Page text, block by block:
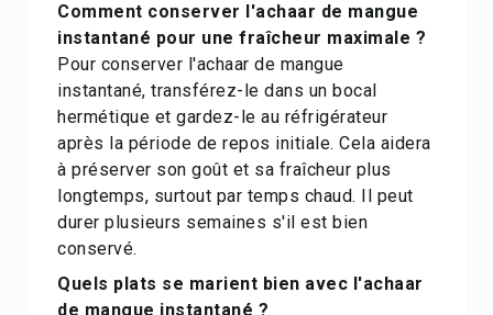
Comment conserver l'achaar de mangue
instantané pour une fraîcheur maximale ?
Pour conserver l'achaar de mangue
instantané, transférez-le dans un bocal
hermétique et gardez-le au réfrigérateur
après la période de repos initiale. Cela aidera
à préserver son goût et sa fraîcheur plus
longtemps, surtout par temps chaud. Il peut
durer plusieurs semaines s'il est bien
conservé.
Quels plats se marient bien avec l'achaar
de mangue instantané ?